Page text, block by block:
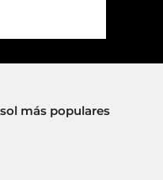
más populares